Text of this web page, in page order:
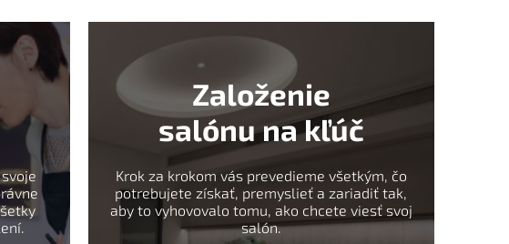
Založenie
salónu na kľúč
Krok za krokom vás prevedieme všetkým, čo
potrebujete získať, premyslieť a zariadiť tak,
aby to vyhovovalo tomu, ako chcete viesť svoj
salón.